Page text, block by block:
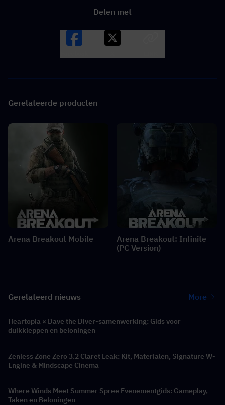
Delen met
Gerelateerde producten
Arena Breakout Mobile
Arena Breakout: Infinite
(PC Version)
Gerelateerd nieuws More
Heartopia × Dave the Diver-samenwerking: Gids voor
duikkleppen en beloningen
Zenless Zone Zero 3.2 Claret Leak: Kit, Materialen, Signature W-
Engine & Mindscape Cinema
Where Winds Meet Summer Spree Evenementgids: Gameplay,
Taken en Beloningen